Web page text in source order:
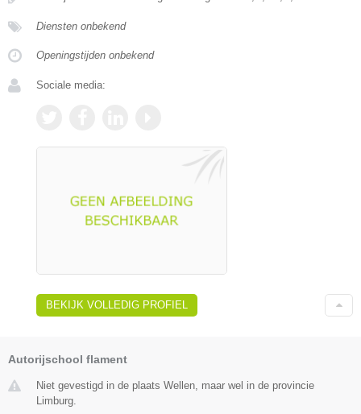
Diensten onbekend
Openingstijden onbekend
Sociale media:
BEKIJK VOLLEDIG PROFIEL
Autorijschool flament
Niet gevestigd in de plaats Wellen, maar wel in de provincie
Limburg.